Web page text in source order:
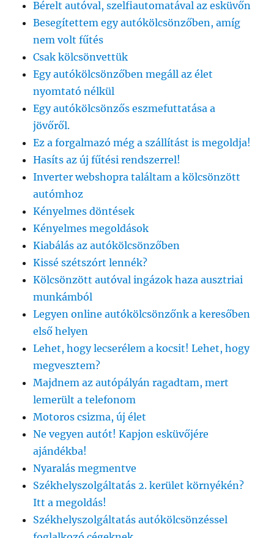
Bérelt autóval, szelfiautomatával az esküvőn
Besegítettem egy autókölcsönzőben, amíg
nem volt fűtés
Csak kölcsönvettük
Egy autókölcsönzőben megáll az élet
nyomtató nélkül
Egy autókölcsönzős eszmefuttatása a
jövőről.
Ez a forgalmazó még a szállítást is megoldja!
Hasíts az új fűtési rendszerrel!
Inverter webshopra találtam a kölcsönzött
autómhoz
Kényelmes döntések
Kényelmes megoldások
Kiabálás az autókölcsönzőben
Kissé szétszórt lennék?
Kölcsönzött autóval ingázok haza ausztriai
munkámból
Legyen online autókölcsönzőnk a keresőben
első helyen
Lehet, hogy lecserélem a kocsit! Lehet, hogy
megvesztem?
Majdnem az autópályán ragadtam, mert
lemerült a telefonom
Motoros csizma, új élet
Ne vegyen autót! Kapjon esküvőjére
ajándékba!
Nyaralás megmentve
Székhelyszolgáltatás 2. kerület környékén?
Itt a megoldás!
Székhelyszolgáltatás autókölcsönzéssel